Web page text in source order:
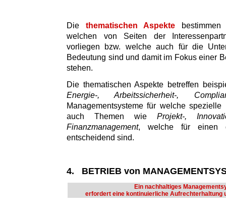
Die thematischen Aspekte bestimmen
welchen von Seiten der
vorliegen bzw. welche auch für die
Bedeutung sind und damit im Fokus einer
stehen.
Die thematischen Aspekte betreffen
Energie-, Arbeitssicherheit-,
Managementsysteme für welche
auch Themen wie Projekt-,
Finanzmanagement, welche für einen
entscheidend sind.
4. BETRIEB von
Ein nachhaltiges
erfordert eine kontinuierliche Aufrechterhaltung